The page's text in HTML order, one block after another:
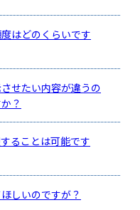
はどのくらいです
せたい内容が違うの
？
ることは可能です
しいのですが？